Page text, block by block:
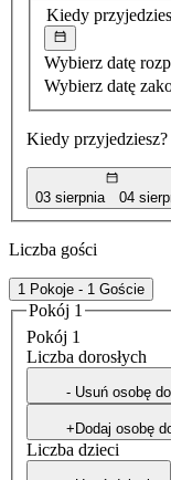
Kiedy
Wybierz datę
Wybierz datę
Kiedy przyjedziesz?
03 sierpnia 04
Liczba gości
1 Pokoje - 1 Goście
Pokój 1
Pokój 1
Liczba dorosłych
- Usuń osobę
+Dodaj osobę
Liczba dzieci